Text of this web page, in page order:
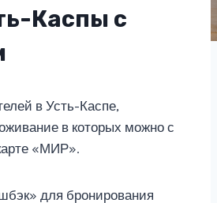
Каспы с
в Усть-Каспе,
в которых можно с
«МИР».
для бронирования